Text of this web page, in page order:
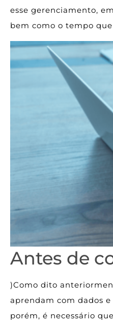
esse gerenciamento,
bem como o tempo
Antes de
)Como dito
aprendam com dados
porém, é necessário